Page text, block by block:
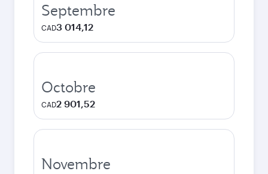
Septembre
CAD3 014,12
Octobre
CAD2 901,52
Novembre